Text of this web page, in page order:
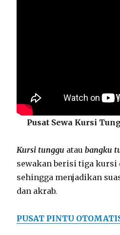
Pusat Sewa Kursi
Kursi tunggu ataubangku
sewakan berisi tiga kursi
sehingga menjadikan
dan akrab.
PUSAT PINTU